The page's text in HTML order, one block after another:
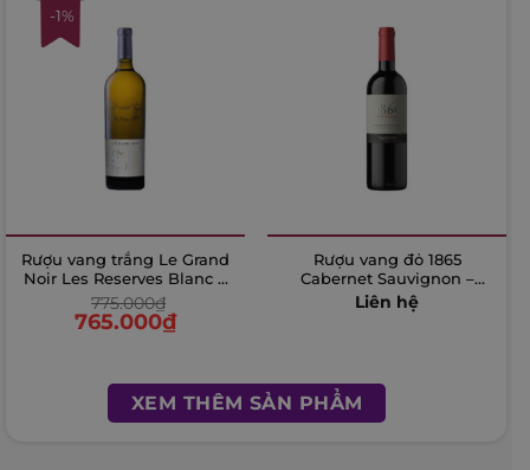
-1%
Rượu vang trắng Le Grand
Noir Les Reserves Blanc –
750ml
775.000₫
765.000₫
Rượu vang đỏ 1865
Cabernet Sauvignon –
750ml
Liên hệ
XEM THÊM SẢN PHẨM